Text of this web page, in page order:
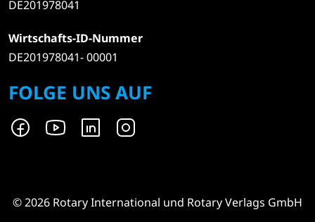
DE201978041
Wirtschafts-ID-Nummer
DE201978041- 00001
FOLGE UNS AUF
© 2026 Rotary International und Rotary Verlags GmbH